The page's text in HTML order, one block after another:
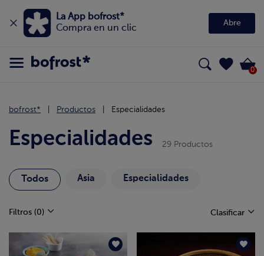
La App bofrost*
Compra en un clic
Abre
0
bofrost* Productos Especialidades
Especialidades 29 Productos
Todos Asia Especialidades
Filtros (0) Clasificar